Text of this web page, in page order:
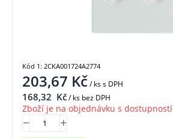
203,67 Kč/ kss DPH
168,32 Kč/ ks bez DPH
Zboží je na objednávku s dostupností
Kód 1: 2CKA001724A2774